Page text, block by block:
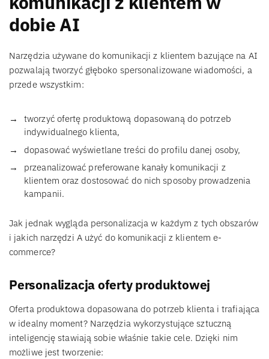
dobie AI
Narzędzia używane do komunikacji z klientem bazujące na AI
pozwalają tworzyć głęboko spersonalizowane wiadomości, a
przede wszystkim:
tworzyć ofertę produktową dopasowaną do potrzeb
indywidualnego klienta,
dopasować wyświetlane treści do profilu danej osoby,
przeanalizować preferowane kanały komunikacji z
klientem oraz dostosować do nich sposoby prowadzenia
kampanii.
Jak jednak wygląda personalizacja w każdym z tych obszarów
i jakich narzędzi A użyć do komunikacji z klientem e-
commerce?
Personalizacja oferty produktowej
Oferta produktowa dopasowana do potrzeb klienta i trafiająca
w idealny moment? Narzędzia wykorzystujące sztuczną
inteligencję stawiają sobie właśnie takie cele. Dzięki nim
możliwe jest tworzenie: